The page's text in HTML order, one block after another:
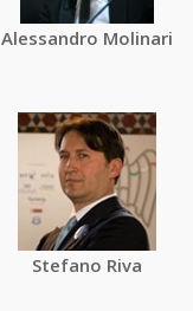
Alessandro Molinari
Stefano Riva